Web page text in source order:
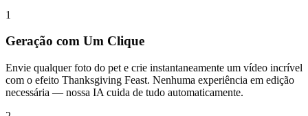
1
Geração com Um Clique
Envie qualquer foto do pet e crie instantaneamente um vídeo incrível
com o efeito Thanksgiving Feast. Nenhuma experiência em edição
necessária — nossa IA cuida de tudo automaticamente.